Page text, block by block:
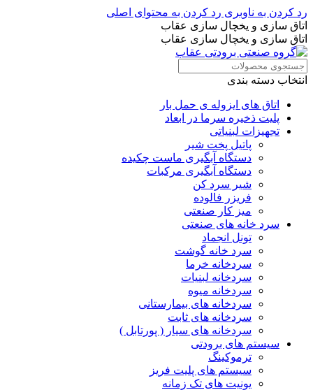
رد کردن به ناوبری رد کردن به محتوای اصلی
اتاق سازی و یخچال سازی عقاب
اتاق سازی و یخچال سازی عقاب
انتخاب دسته بندی
اتاق های ایزوله ی حمل بار
پلیت ذخیره سرما در ابعاد
تجهیزات لبنیاتی
پاتیل پخت شیر
دستگاه آبگیری ماست چکیده
دستگاه آبگیری مرکبات
شیر سرد کن
فریزر فالوده
میز کار صنعتی
سرد خانه های صنعتی
تونل انجماد
سرد خانه گوشت
سردخانه خرما
سردخانه لبنیات
سردخانه میوه
سردخانه های بیمارستانی
سردخانه های ثابت
سردخانه های سیار ( پورتابل )
سیستم های برودتی
ترموکینگ
سیستم های پلیت فریز
یونیت های تک زمانه